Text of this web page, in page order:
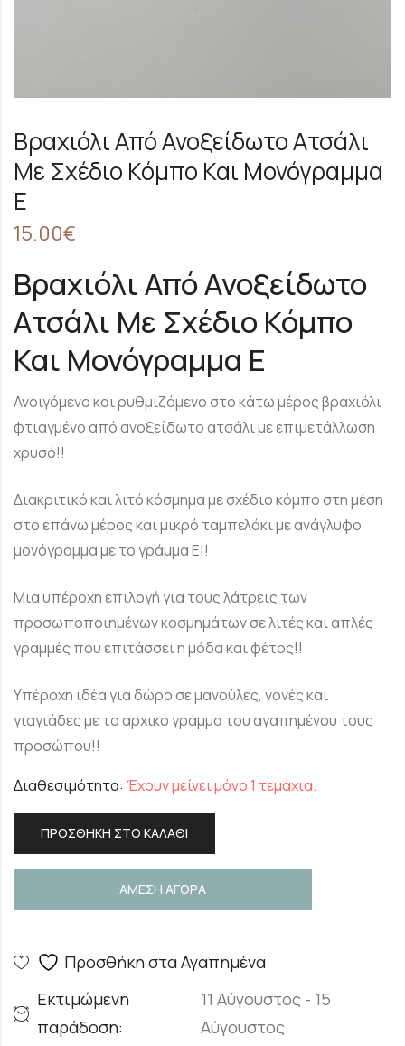
Βραχιόλι Από Ανοξείδωτο Ατσάλι
Με Σχέδιο Κόμπο Και Μονόγραμμα
E
15.00€
Βραχιόλι Από Ανοξείδωτο
Ατσάλι Με Σχέδιο Κόμπο
Και Μονόγραμμα E
Ανοιγόμενο και ρυθμιζόμενο στο κάτω μέρος βραχιόλι
φτιαγμένο από ανοξείδωτο ατσάλι με επιμετάλλωση
χρυσό!!
Διακριτικό και λιτό κόσμημα με σχέδιο κόμπο στη μέση
στο επάνω μέρος και μικρό ταμπελάκι με ανάγλυφο
μονόγραμμα με το γράμμα E!!
Μια υπέροχη επιλογή για τους λάτρεις των
προσωποποιημένων κοσμημάτων σε λιτές και απλές
γραμμές που επιτάσσει η μόδα και φέτος!!
Υπέροχη ιδέα για δώρο σε μανούλες, νονές και
γιαγιάδες με το αρχικό γράμμα του αγαπημένου τους
προσώπου!!
Διαθεσιμότητα: Έχουν μείνει μόνο 1 τεμάχια.
ΠΡΟΣΘΉΚΗ ΣΤΟ ΚΑΛΆΘΙ
ΑΜΕΣΗ ΑΓΟΡΑ
Προσθήκη στα Αγαπημένα
Εκτιμώμενη
παράδοση:
11 Αύγουστος - 15
Αύγουστος